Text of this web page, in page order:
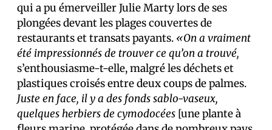
qui a pu émerveiller Julie Marty lors de ses
plongées devant les plages couvertes de
restaurants et transats payants. «On a vraiment
été impressionnés de trouver ce qu’on a trouvé,
s’enthousiasme-t-elle, malgré les déchets et
plastiques croisés entre deux coups de palmes.
Juste en face, il y a des fonds sablo-vaseux,
quelques herbiers de cymodocées [une plante à